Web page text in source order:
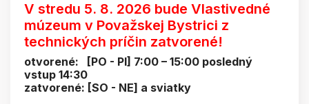
V stredu 5. 8. 2026 bude Vlastivedné
múzeum v Považskej Bystrici z
technických príčin zatvorené!
otvorené: [PO - PI] 7:00 – 15:00 posledný
vstup 14:30
zatvorené: [SO - NE] a sviatky